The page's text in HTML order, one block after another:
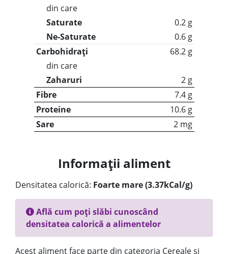
din care
Saturate
0.2 g
Ne-Saturate
0.6 g
Carbohidrați
68.2 g
din care
Zaharuri
2 g
Fibre
7.4 g
Proteine
10.6 g
Sare
2 mg
Informații aliment
Densitatea calorică: Foarte mare (3.37kCal/g)
Află cum poți slăbi cunoscând
densitatea calorică a alimentelor
Acest aliment face parte din categoria Cereale și